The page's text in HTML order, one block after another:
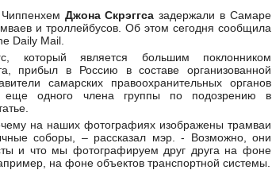
Джона Скрэггса задержали в Самаре
и троллейбусов. Об этом сегодня сообщила
Daily Mail.
который является большим поклонником
прибыл в Россию в составе организованной
самарских правоохранительных органов
еще одного члена группы по подозрению в
на наших фотографиях изображены трамваи
соборы, – рассказал мэр. - Возможно, они
и что мы фотографируем друг друга на фоне
на фоне объектов транспортной системы.